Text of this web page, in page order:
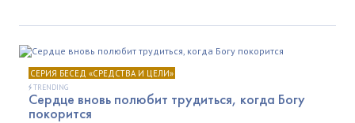
СЕРИЯ БЕСЕД «СРЕДСТВА И ЦЕЛИ»
TRENDING
Сердце вновь полюбит трудиться, когда Богу
покорится